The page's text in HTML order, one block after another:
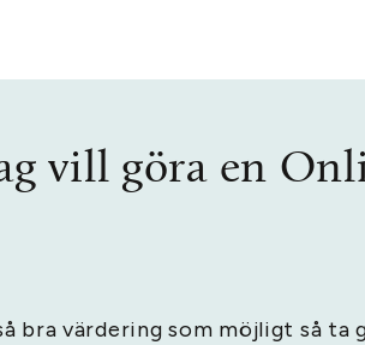
vill göra en
bra värdering som möjligt så